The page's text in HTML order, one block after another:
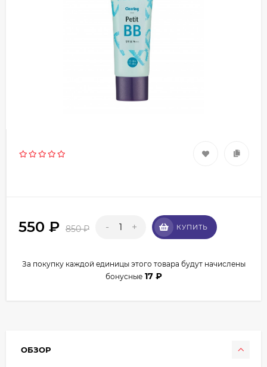
550 ₽ 850₽ - + КУПИТЬ
За покупку каждой единицы этого товара будут начислены
бонусные 17 ₽
ОБЗОР